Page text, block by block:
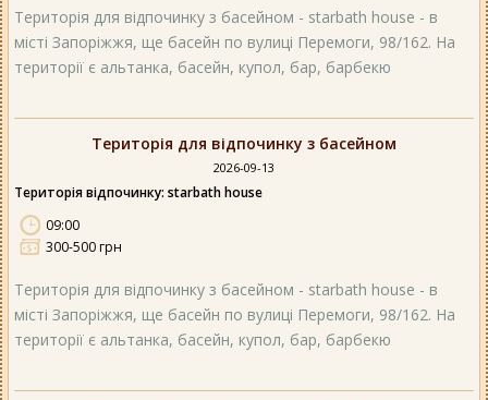
Територія для відпочинку з басейном - starbath house - в
місті Запоріжжя, ще басейн по вулиці Перемоги, 98/162. На
території є альтанка, басейн, купол, бар, барбекю
Територія для відпочинку з басейном
2026-09-13
Територія відпочинку: starbath house
09:00
300-500 грн
Територія для відпочинку з басейном - starbath house - в
місті Запоріжжя, ще басейн по вулиці Перемоги, 98/162. На
території є альтанка, басейн, купол, бар, барбекю